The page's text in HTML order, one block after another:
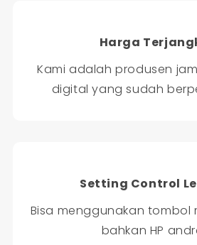
Harga
Kami adalah produsen
digital yang sudah
Setting Control
Bisa menggunakan tombol
bahkan HP